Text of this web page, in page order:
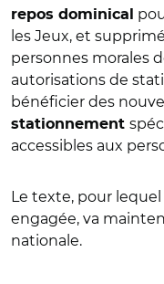
repos dominical
les Jeux, et
personnes morales
autorisations de
bénéficier des
stationnement
accessibles aux
Le texte, pour
engagée, va
nationale.